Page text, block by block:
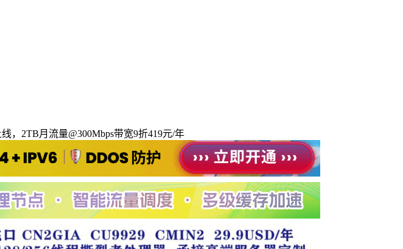
，2TB月流量@300Mbps带宽9折419元/年